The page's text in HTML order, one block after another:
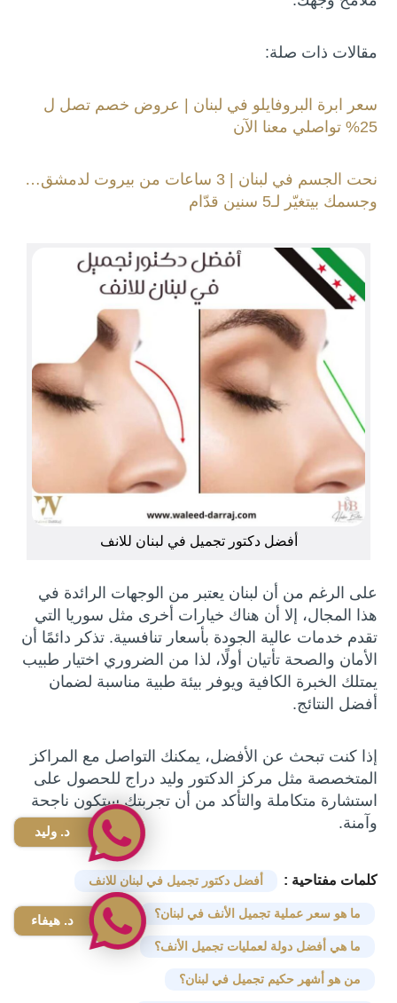
مقالات ذات صلة:
سعر ابرة البروفايلو في لبنان | عروض خصم تصل ل
25% تواصلي معنا الآن
نحت الجسم في لبنان | 3 ساعات من بيروت لدمشق…
وجسمك بيتغيّر لـ5 سنين قدّام
أفضل دكتور تجميل في لبنان للانف
على الرغم من أن لبنان يعتبر من الوجهات الرائدة في
هذا المجال، إلا أن هناك خيارات أخرى مثل سوريا التي
تقدم خدمات عالية الجودة بأسعار تنافسية. تذكر دائمًا أن
الأمان والصحة تأتيان أولًا، لذا من الضروري اختيار طبيب
يمتلك الخبرة الكافية ويوفر بيئة طبية مناسبة لضمان
أفضل النتائج.
إذا كنت تبحث عن الأفضل، يمكنك التواصل مع المراكز
المتخصصة مثل مركز الدكتور وليد دراج للحصول على
استشارة متكاملة والتأكد من أن تجربتك ستكون ناجحة
وآمنة.
كلمات مفتاحية : أفضل دكتور تجميل في لبنان للانف
ما هو سعر عملية تجميل الأنف في لبنان؟
ما هي أفضل دولة لعمليات تجميل الأنف؟
من هو أشهر حكيم تجميل في لبنان؟
د. وليد
د. هيفاء